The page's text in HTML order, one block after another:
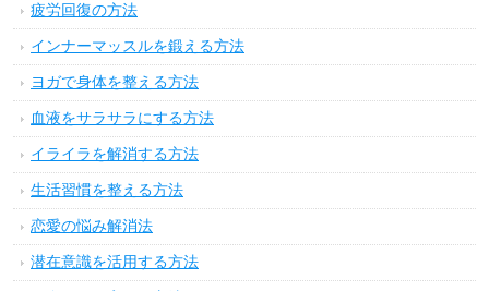
疲労回復の方法
インナーマッスルを鍛える方法
ヨガで身体を整える方法
血液をサラサラにする方法
イライラを解消する方法
生活習慣を整える方法
恋愛の悩み解消法
潜在意識を活用する方法